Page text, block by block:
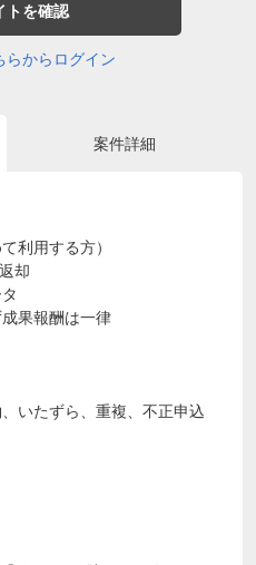
トを確認
らからログイン
案件詳細
利用する方）
返却
果報酬は一律
いたずら、重複、不正申込